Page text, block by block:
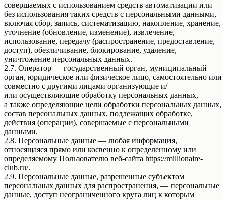
совершаемых с использованием средств автоматизации или
без использования таких средств с персональными данными,
включая сбор, запись, систематизацию, накопление, хранение,
уточнение (обновление, изменение), извлечение,
использование, передачу (распространение, предоставление,
доступ), обезличивание, блокирование, удаление,
уничтожение персональных данных.
2.7. Оператор — государственный орган, муниципальный
орган, юридическое или физическое лицо, самостоятельно или
совместно с другими лицами организующие и/
или осуществляющие обработку персональных данных,
а также определяющие цели обработки персональных данных,
состав персональных данных, подлежащих обработке,
действия (операции), совершаемые с персональными
данными.
2.8. Персональные данные — любая информация,
относящаяся прямо или косвенно к определенному или
определяемому Пользователю веб-сайта https://millionaire-
club.ru/.
2.9. Персональные данные, разрешенные субъектом
персональных данных для распространения, — персональные
данные, доступ неограниченного круга лиц к которым